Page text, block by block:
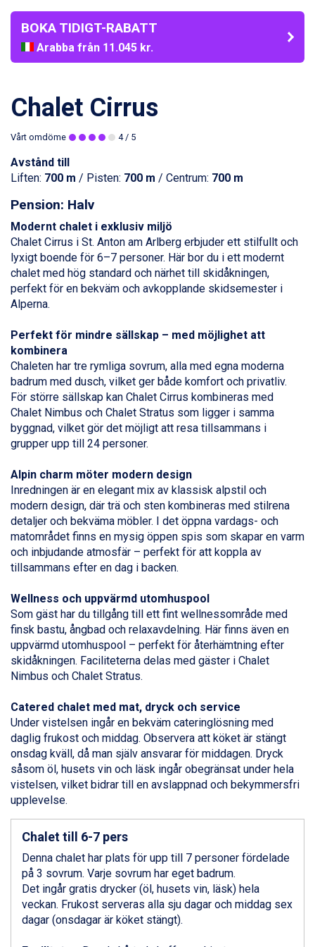
BOKA TIDIGT-RABATT
Arabba från 11.045 kr.
La Thuile från 7.045 kr.
Passo Tonale från 5.895 kr.
Saalbach från 9.445 kr.
Bad Hofgastein från 8.595 kr.
Champoluc från 5.945 kr.
Sestriere från 6.945 kr.
Wagrain från 7.095 kr.
Fieberbrunn från 9.645 kr.
Val Thorens från 8.395 kr.
St. Anton från 11.245 kr.
Zell am See från 6.295 kr.
Livigno från 5.595 kr.
Canazei från 7.195 kr.
Ponte di Legno från 7.395 kr.
Alleghe från 8.545 kr.
Bad Gastein från 6.295 kr.
Arabba från 11.045 kr.
La Thuile från 7.045 kr.
Cervinia från 8.245 kr.
Passo Tonale från 5.895 kr.
Saalbach från 9.445 kr.
Sölden från 12.995 kr.
Champoluc från 5.945 kr.
Sestriere från 6.945 kr.
Wagrain från 7.095 kr.
Fieberbrunn från 9.645 kr.
Ischgl från 11.295 kr.
Val Thorens från 8.395 kr.
St. Anton från 11.245 kr.
Livigno från 5.595 kr.
Canazei från 7.195 kr.
Ponte di Legno från 7.395 kr.
Sauze dOulx från 6.145 kr.
Alleghe från 8.545 kr.
Bad Gastein från 6.295 kr.
La Thuile från 7.045 kr.
Cervinia från 8.245 kr.
Passo Tonale från 5.895 kr.
Saalbach från 9.445 kr.
Sölden från 12.995 kr.
Bad Hofgastein från 8.595 kr.
Champoluc från 5.945 kr.
Sestriere från 6.945 kr.
Wagrain från 7.095 kr.
Fieberbrunn från 9.645 kr.
Ischgl från 11.295 kr.
Val Thorens från 8.395 kr.
St. Anton från 11.245 kr.
Zell am See från 6.295 kr.
Livigno från 5.595 kr.
Chalet Cirrus
Vårt omdöme 4/ 5
Avstånd till
Liften: 700 m / Pisten: 700 m / Centrum: 700 m
Pension: Halv
Modernt chalet i exklusiv miljö
Chalet Cirrus i St. Anton am Arlberg erbjuder ett stilfullt och
lyxigt boende för 6–7 personer. Här bor du i ett modernt
chalet med hög standard och närhet till skidåkningen,
perfekt för en bekväm och avkopplande skidsemester i
Alperna.
Perfekt för mindre sällskap – med möjlighet att
kombinera
Chaleten har tre rymliga sovrum, alla med egna moderna
badrum med dusch, vilket ger både komfort och privatliv.
För större sällskap kan Chalet Cirrus kombineras med
Chalet Nimbus och Chalet Stratus som ligger i samma
byggnad, vilket gör det möjligt att resa tillsammans i
grupper upp till 24 personer.
Alpin charm möter modern design
Inredningen är en elegant mix av klassisk alpstil och
modern design, där trä och sten kombineras med stilrena
detaljer och bekväma möbler. I det öppna vardags- och
matområdet finns en mysig öppen spis som skapar en varm
och inbjudande atmosfär – perfekt för att koppla av
tillsammans efter en dag i backen.
Wellness och uppvärmd utomhuspool
Som gäst har du tillgång till ett fint wellnessområde med
finsk bastu, ångbad och relaxavdelning. Här finns även en
uppvärmd utomhuspool – perfekt för återhämtning efter
skidåkningen. Faciliteterna delas med gäster i Chalet
Nimbus och Chalet Stratus.
Catered chalet med mat, dryck och service
Under vistelsen ingår en bekväm cateringlösning med
daglig frukost och middag. Observera att köket är stängt
onsdag kväll, då man själv ansvarar för middagen. Dryck
såsom öl, husets vin och läsk ingår obegränsat under hela
vistelsen, vilket bidrar till en avslappnad och bekymmersfri
upplevelse.
Chalet till 6-7 pers
Denna chalet har plats för upp till 7 personer fördelade
på 3 sovrum. Varje sovrum har eget badrum.
Det ingår gratis drycker (öl, husets vin, läsk) hela
veckan. Frukost serveras alla sju dagar och middag sex
dagar (onsdagar är köket stängt).